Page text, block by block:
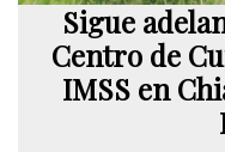
Sigue
Centro de
IMSS en